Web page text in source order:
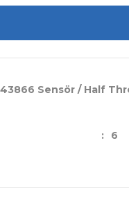
Sensör / Half
: 6